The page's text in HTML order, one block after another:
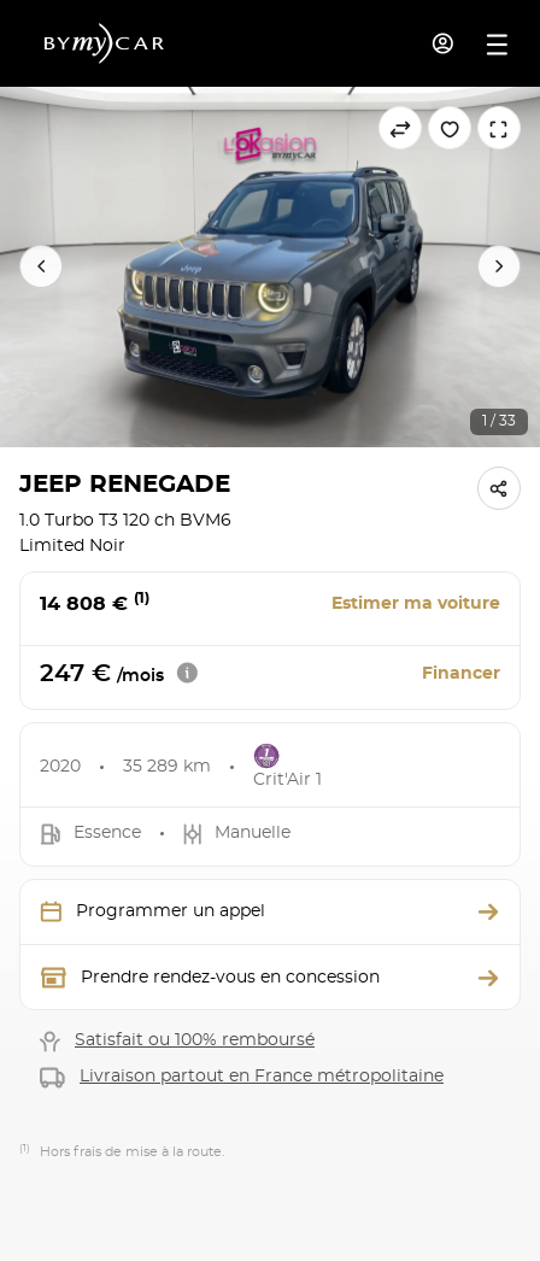
1 / 33
JEEP RENEGADE
1.0 Turbo T3 120 ch BVM6
Limited Noir
14 808 € (1) Estimer ma voiture
247 € /mois Financer
2020 35 289 km
Crit'Air 1
Essence Manuelle
Programmer un appel
Prendre rendez-vous en concession
Satisfait ou 100% remboursé
Livraison partout en France métropolitaine
(1) Hors frais de mise à la route.